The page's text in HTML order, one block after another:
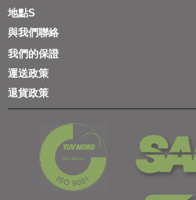
地點S
與我們聯絡
我們的保證
運送政策
退貨政策